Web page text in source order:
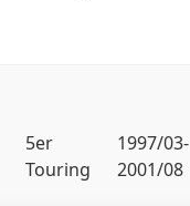
5er
Touring
1997/03-
2001/08